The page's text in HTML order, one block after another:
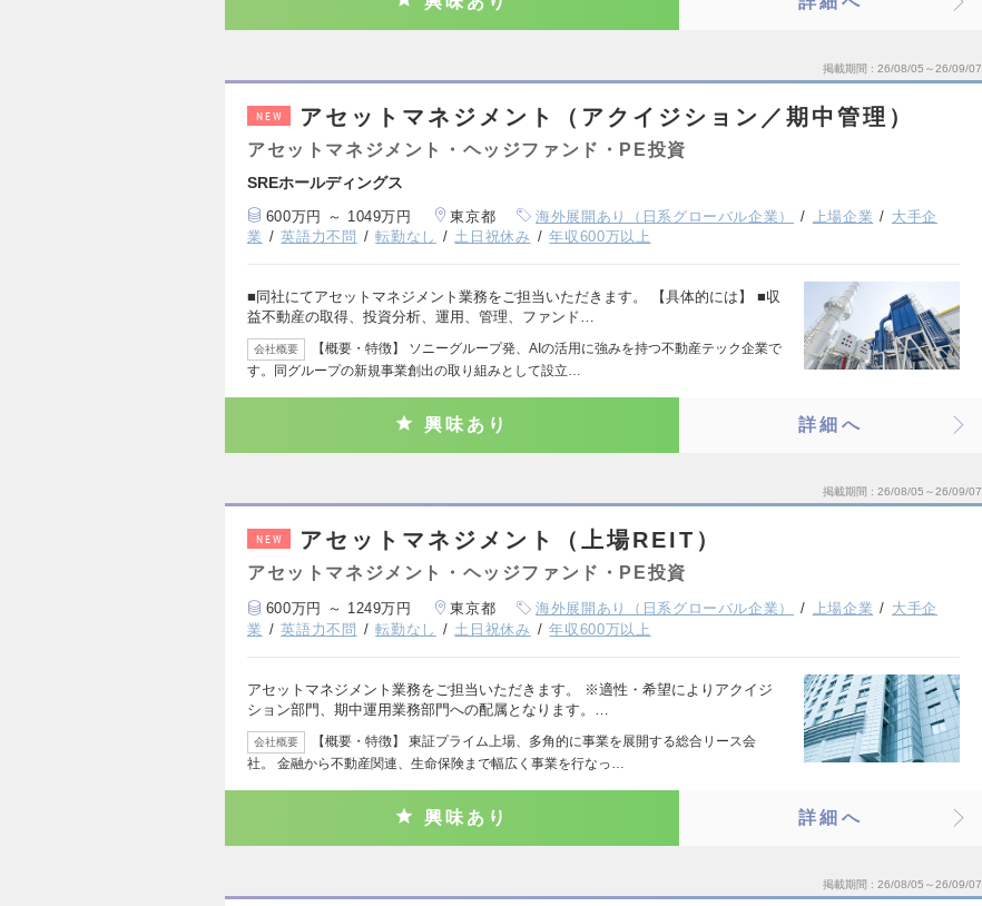
掲載期間 26/08/05～26/09/07
NEW アセットマネジメント（アクイジション／期中管理）
アセットマネジメント・ヘッジファンド・PE投資
SREホールディングス
600万円 ～ 1049万円 東京都 海外展開あり（日系グローバル企業） 上場企業
大手企
業
英語力不問 転勤なし 土日祝休み 年収600万以上
■同社にてアセットマネジメント業務をご担当いただきます。 【具体的には】 ■収
益不動産の取得、投資分析、運用、管理、ファンド…
会社概要
【概要・特徴】 ソニーグループ発、AIの活用に強みを持つ不動産テック企業で
す。同グループの新規事業創出の取り組みとして設立…
興味あり 詳細へ
掲載期間 26/08/05～26/09/07
NEW アセットマネジメント（上場REIT）
アセットマネジメント・ヘッジファンド・PE投資
600万円 ～ 1249万円 東京都 海外展開あり（日系グローバル企業） 上場企業
大手企
業
英語力不問 転勤なし 土日祝休み 年収600万以上
アセットマネジメント業務をご担当いただきます。 ※適性・希望によりアクイジ
ション部門、期中運用業務部門への配属となります。…
会社概要
【概要・特徴】 東証プライム上場、多角的に事業を展開する総合リース会
社。 金融から不動産関連、生命保険まで幅広く事業を行なっ…
興味あり 詳細へ
掲載期間 26/08/05～26/09/07